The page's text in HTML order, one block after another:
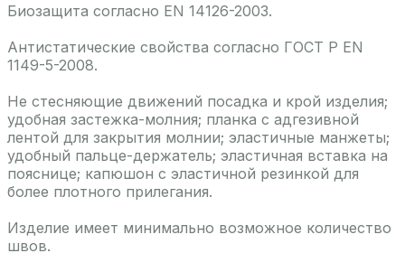
Биозащита согласно EN 14126-2003.
Антистатические свойства согласно ГОСТ Р EN
1149-5-2008.
Не стесняющие движений посадка и крой изделия;
удобная застежка-молния; планка с адгезивной
лентой для закрытия молнии; эластичные манжеты;
удобный пальце-держатель; эластичная вставка на
пояснице; капюшон с эластичной резинкой для
более плотного прилегания.
Изделие имеет минимально возможное количество
швов.